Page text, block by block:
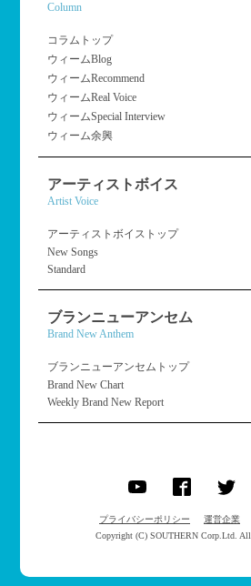
Column
コラムトップ
ウィームBlog
ウィームRecommend
ウィームReal Voice
ウィームSpecial Interview
ウィーム余興
アーティストボイス
Artist Voice
アーティストボイストップ
New Songs
Standard
ブランニューアンセム
Brand New Anthem
ブランニューアンセムトップ
Brand New Chart
Weekly Brand New Report
プライバシーポリシー 運営企業
Copyright (C) SOUTHERN Corp.Ltd. All